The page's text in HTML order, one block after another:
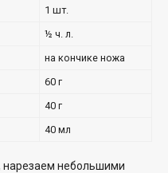
1 шт.
½ ч. л.
на кончике ножа
60 г
40 г
40 мл
небольшими